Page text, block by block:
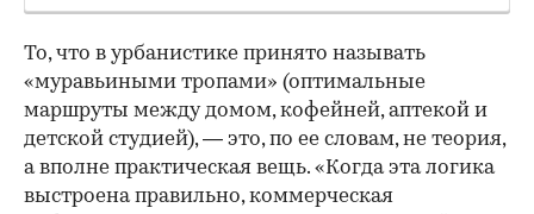
То, что в урбанистике принято называть
«муравьиными тропами» (оптимальные
маршруты между домом, кофейней, аптекой и
детской студией), — это, по ее словам, не теория,
а вполне практическая вещь. «Когда эта логика
выстроена правильно, коммерческая